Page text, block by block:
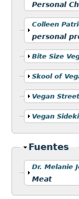
Personal
Mostrar
Colleen
personal
Mostrar
Bite Size
Mostrar
Skool of
Mostrar
Vegan
Mostrar
Vegan
Ocultar
Fuentes
Mostrar
Dr. Melanie
Meat